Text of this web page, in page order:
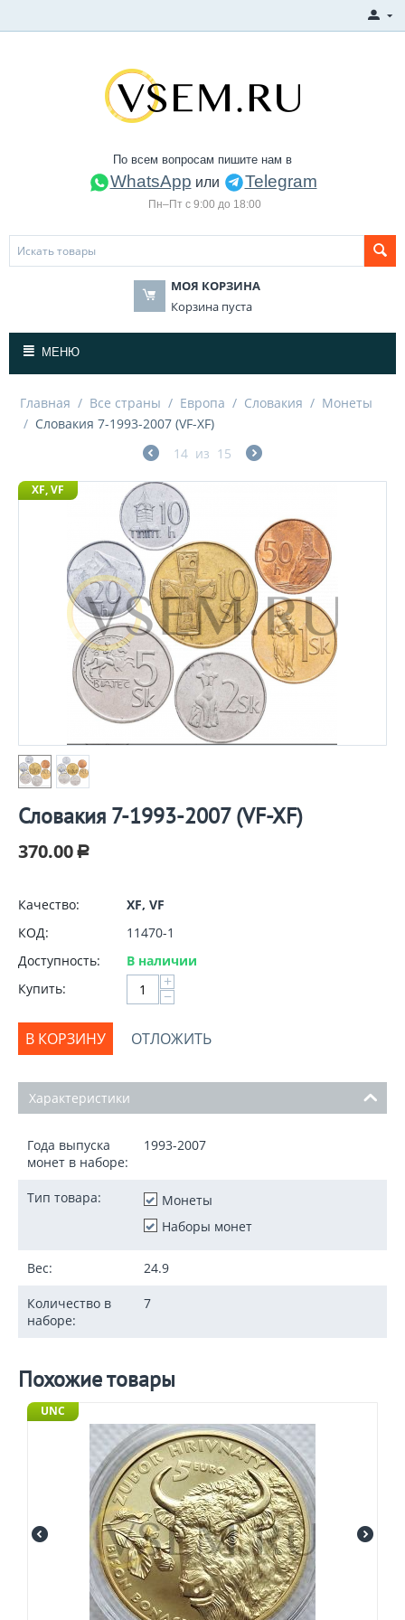
По всем вопросам пишите нам в
WhatsApp или Telegram
Пн–Пт с 9:00 до 18:00
МОЯ КОРЗИНА
Корзина пуста
МЕНЮ
Главная / Все страны / Европа / Словакия / Монеты
/ Словакия 7-1993-2007 (VF-XF)
14 из 15
XF, VF
Словакия 7-1993-2007 (VF-XF)
370.00 Р
Качество:
XF, VF
КОД:
11470-1
Доступность:
В наличии
Купить:
+
−
В КОРЗИНУ ОТЛОЖИТЬ
Характеристики
Года выпуска
монет в наборе:
1993-2007
Тип товара:
Монеты
Наборы монет
Вес: 24.9
Количество в
наборе:
7
Похожие товары
UNC